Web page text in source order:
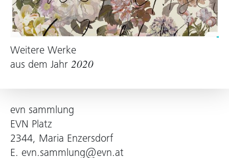
Weitere Werke
aus dem Jahr 2020
evn sammlung
EVN Platz
2344, Maria Enzersdorf
E. evn.sammlung@evn.at